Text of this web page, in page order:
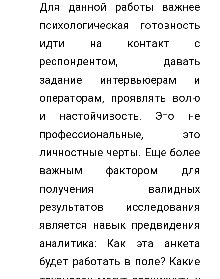
Для данной работы важнее
психологическая готовность
идти на контакт с
респондентом, давать
задание интервьюерам и
операторам, проявлять волю
и настойчивость. Это не
профессиональные, это
личностные черты. Еще более
важным фактором для
получения валидных
результатов исследования
является навык предвидения
аналитика: Как эта анкета
будет работать в поле? Какие